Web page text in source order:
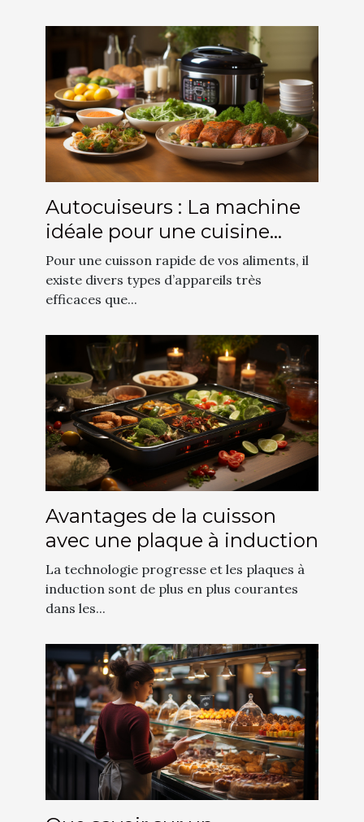
Autocuiseurs : La machine
idéale pour une cuisine
rapide et délicieuse
Pour une cuisson rapide de vos aliments, il
existe divers types d’appareils très
efficaces que...
Avantages de la cuisson
avec une plaque à induction
La technologie progresse et les plaques à
induction sont de plus en plus courantes
dans les...